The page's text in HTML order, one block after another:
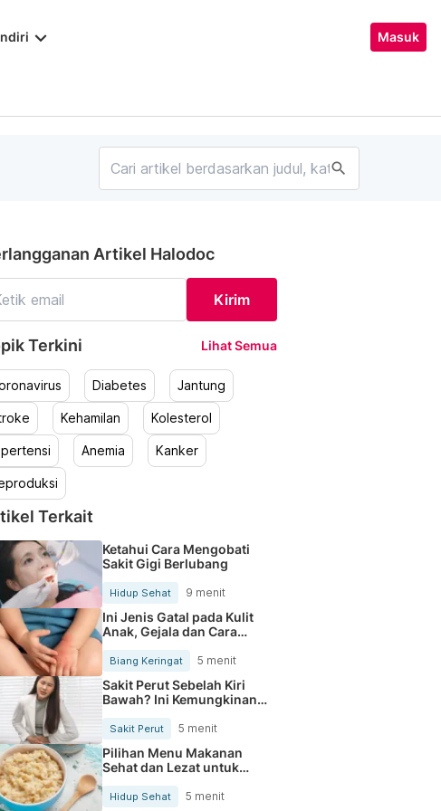
keyboard_arrow_down Masuk
search
Artikel Halodoc
Kirim
Terkini Lihat Semua
Diabetes Jantung
Kehamilan Kolesterol
Anemia Kanker
Terkait
Ketahui Cara Mengobati
Sakit Gigi Berlubang
Hidup Sehat 9 menit
Ini Jenis Gatal pada Kulit
Anak, Gejala dan Cara
Mengobatinya
Biang Keringat 5 menit
Sakit Perut Sebelah Kiri
Bawah? Ini Kemungkinan
Sakit Perut 5 menit
Pilihan Menu Makanan
Sehat dan Lezat untuk
Mengurangi Kolesterol
Hidup Sehat 5 menit